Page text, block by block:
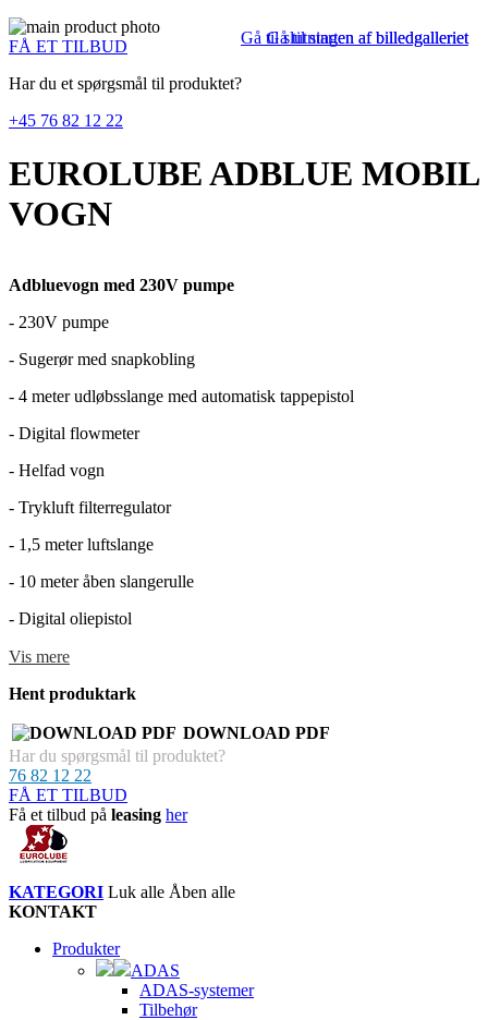
Gå til slutningen af billedgalleriet
FÅ ET TILBUD
Har du et spørgsmål til produktet?
+45 76 82 12 22
Gå til starten af billedgalleriet
EUROLUBE ADBLUE MOBIL
VOGN
Adbluevogn med 230V pumpe
- 230V pumpe
- Sugerør med snapkobling
- 4 meter udløbsslange med automatisk tappepistol
- Digital flowmeter
- Helfad vogn
- Trykluft filterregulator
- 1,5 meter luftslange
- 10 meter åben slangerulle
- Digital oliepistol
Vis mere
Hent produktark
DOWNLOAD PDF
Har du spørgsmål til produktet?
76 82 12 22
FÅ ET TILBUD
Få et tilbud på leasing her
KATEGORI Luk alle Åben alle
KONTAKT
Produkter
ADAS
ADAS-systemer
Tilbehør